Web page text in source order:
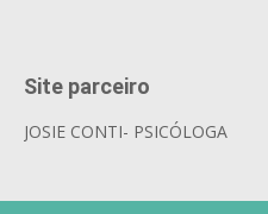
Site parceiro
JOSIE CONTI- PSICÓLOGA